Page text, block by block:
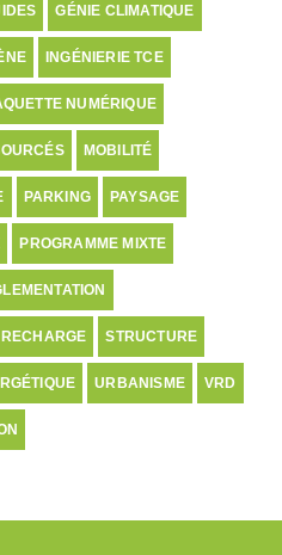
GÉNIE CLIMATIQUE
INGÉNIERIE TCE
NUMÉRIQUE
MOBILITÉ
PARKING PAYSAGE
PROGRAMME MIXTE
STRUCTURE
URBANISME VRD